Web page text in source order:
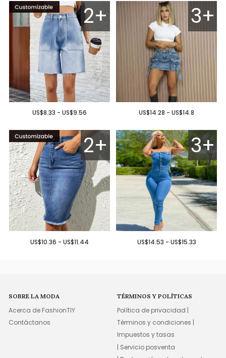
2+
US$8.33 - US$9.56
3+
US$14.28 - US$14.8
2+
US$10.36 - US$11.44
3+
US$14.53 - US$15.33
SOBRE LA MODA
Acerca de FashionTIY
Contáctanos
TÉRMINOS Y POLÍTICAS
Política de privacidad |
Términos y condiciones |
Impuestos y tasas
| Servicio posventa